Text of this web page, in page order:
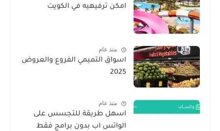
امكن ترفيهيه في الكويت
منذ عام
اسواق التميمي الفروع والعروض
2025
منذ عام
اسهل طريقة للتجسس على
الواتس اب بدون برامج فقط